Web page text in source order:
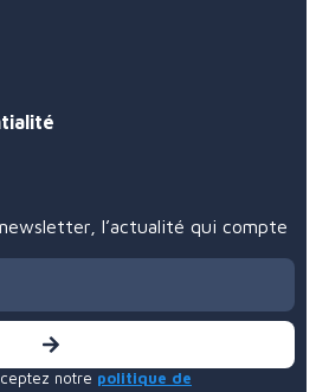
l’actualité qui compte
notre politique de